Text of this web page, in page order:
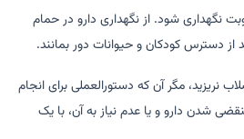
نگهداری شود. از نگهداری دارو در حمام
از دسترس کودکان و حیوانات دور بمانند.
نریزید، مگر آن که دستورالعملی برای انجام
شدن دارو و یا عدم نیاز به آن، با یک